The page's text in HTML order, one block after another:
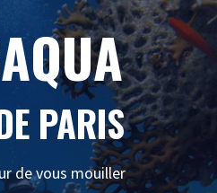
PARIS
de vous mouiller